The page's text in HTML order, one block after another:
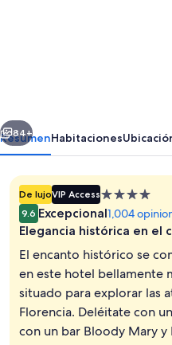
Siguiente
84+
ResumenHabitaciones
De lujoVIP AccessPropiedad
de
4.0
9.6 Excepcional1,004
Elegancia histórica en el
El encanto histórico se
en este hotel bellamente
situado para explorar las
Florencia. Deléitate con
con un bar Bloody Mary